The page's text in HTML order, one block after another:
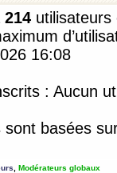
214
16:08
: Aucun
sont basées
Modérateurs globaux